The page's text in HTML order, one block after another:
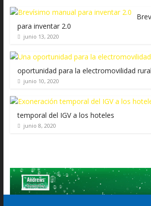
para inventar 2.0
junio 13, 2020
oportunidad para la electromovilidad rural
junio 10, 2020
temporal del IGV a los hoteles
junio 8, 2020